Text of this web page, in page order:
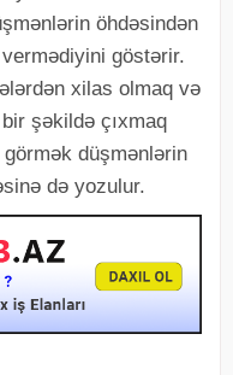
öhdəsindən
göstərir.
xilas olmaq və
şəkildə çıxmaq
düşmənlərin
də yozulur.